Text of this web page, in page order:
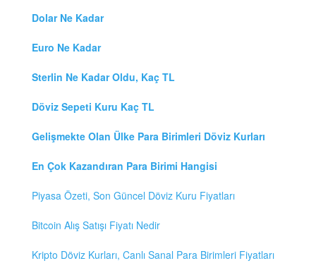
Dolar Ne Kadar
Euro Ne Kadar
Sterlin Ne Kadar Oldu, Kaç TL
Döviz Sepeti Kuru Kaç TL
Gelişmekte Olan Ülke Para Birimleri Döviz Kurları
En Çok Kazandıran Para Birimi Hangisi
Piyasa Özeti, Son Güncel Döviz Kuru Fiyatları
Bitcoin Alış Satışı Fiyatı Nedir
Kripto Döviz Kurları, Canlı Sanal Para Birimleri Fiyatları